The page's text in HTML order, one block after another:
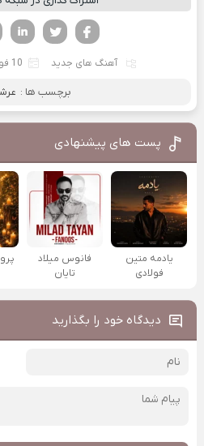
آهنگ های جدید 10 فوریه 2024
برچسب ها :
پست های پیشنهادی
یادمه متین
فولادی
فانوس میلاد
تایان
دیدگاه خود را بگذارید